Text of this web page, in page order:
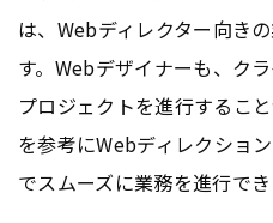
は、Webディレクター向き
す。Webデザイナーも、ク
プロジェクトを進行するこ
を参考にWebディレクショ
でスムーズに業務を進行で